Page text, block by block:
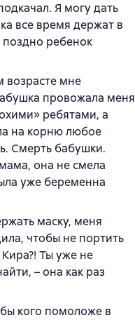
Я могу дать
все время держат в
поздно ребенок
возрасте мне
провожала меня
ребятами, а
на корню любое
Смерть бабушки.
она не смела
уже беременна
маску, меня
чтобы не портить
Ты уже не
– она как раз
кого помоложе в